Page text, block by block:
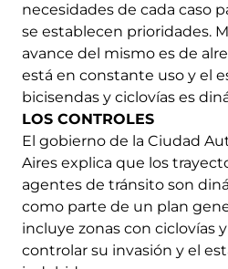
necesidades de cada caso
se establecen prioridades.
avance del mismo es de
está en constante uso y el
bicisendas y ciclovías es
LOS CONTROLES
El gobierno de la Ciudad
Aires explica que los
agentes de tránsito son
como parte de un plan
incluye zonas con ciclovías
controlar su invasión y el